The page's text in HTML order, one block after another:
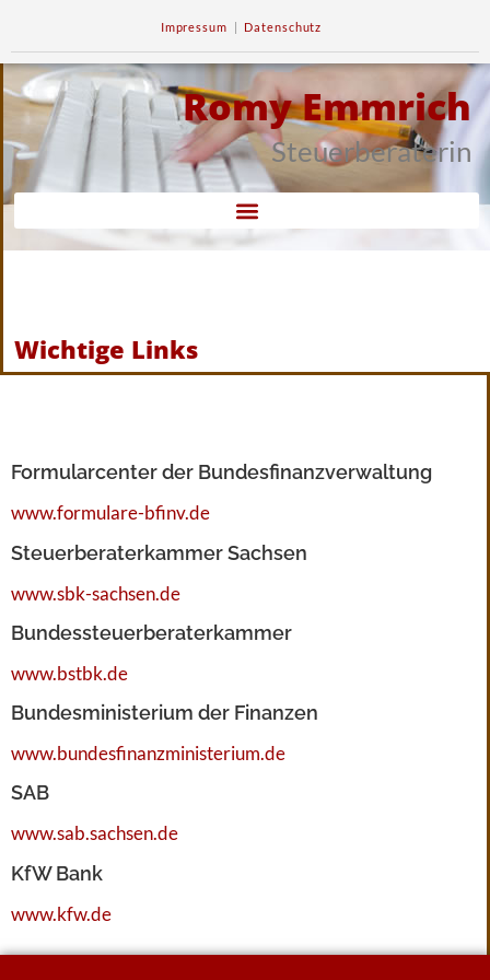
Impressum | Datenschutz
Romy Emmrich
Steuerberaterin
Wichtige Links
Formularcenter der Bundesfinanzverwaltung
www.formulare-bfinv.de
Steuerberaterkammer Sachsen
www.sbk-sachsen.de
Bundessteuerberaterkammer
www.bstbk.de
Bundesministerium der Finanzen
www.bundesfinanzministerium.de
SAB
www.sab.sachsen.de
KfW Bank
www.kfw.de